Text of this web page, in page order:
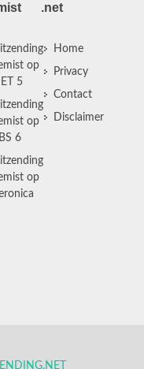
op
5
op
6
op
.net
Home
Privacy
Contact
Disclaimer